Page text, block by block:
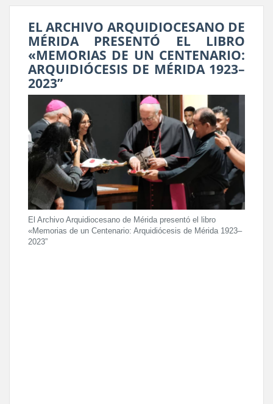
EL ARCHIVO ARQUIDIOCESANO DE
MÉRIDA PRESENTÓ EL LIBRO
«MEMORIAS DE UN CENTENARIO:
ARQUIDIÓCESIS DE MÉRIDA 1923–
2023”
El Archivo Arquidiocesano de Mérida presentó el libro
«Memorias de un Centenario: Arquidiócesis de Mérida 1923–
2023”